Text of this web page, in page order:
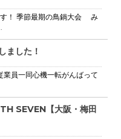
す！ 季節最期の鳥鍋大会 み
ました！
員一同心機一転がんばって
SEVEN【大阪・梅田